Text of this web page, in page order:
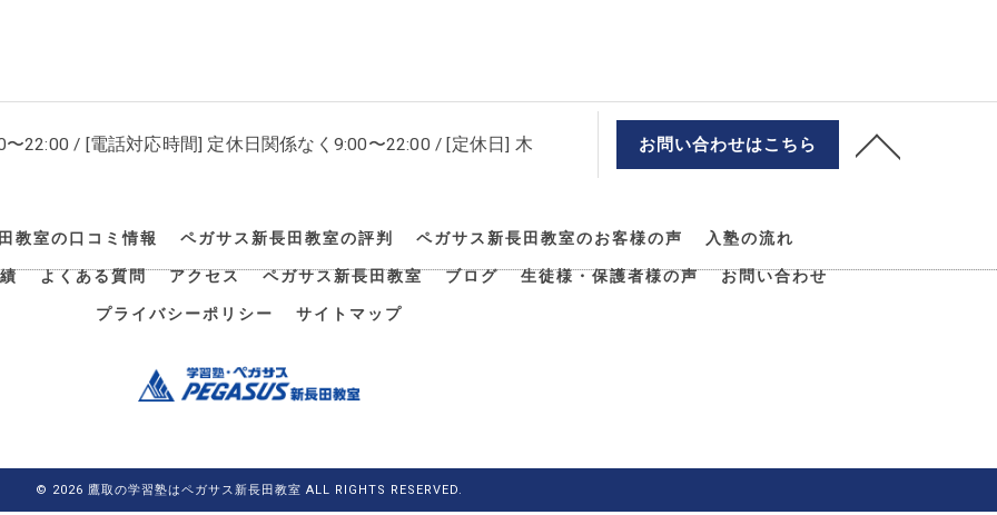
〜22:00 / [電話対応時間] 定休日関係なく9:00〜22:00 / [定休日] 木 お問い合わせはこちら
教室の口コミ情報 ペガサス新長田教室の評判 ペガサス新長田教室のお客様の声 入塾の流れ
よくある質問 アクセス ペガサス新長田教室 ブログ 生徒様・保護者様の声 お問い合わせ
プライバシーポリシー サイトマップ
© 2026 鷹取の学習塾はペガサス新長田教室 ALL RIGHTS RESERVED.